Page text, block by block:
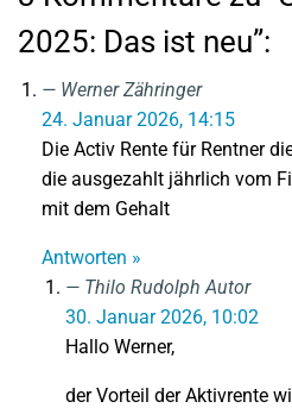
2025: Das ist neu”:
Werner Zähringer
24. Januar 2026, 14:15
Die Activ Rente für Rentner
die ausgezahlt jährlich vom
mit dem Gehalt
Antworten »
Thilo Rudolph Autor
30. Januar 2026, 10:02
Hallo Werner,
der Vorteil der Aktivrente